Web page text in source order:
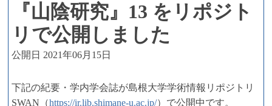
『山陰研究』13 をリポジト
リで公開しました
公開日 2021年06月15日
下記の紀要・学内学会誌が島根大学学術情報リポジトリ
SWAN（https://ir.lib.shimane-u.ac.jp/）で公開中です。